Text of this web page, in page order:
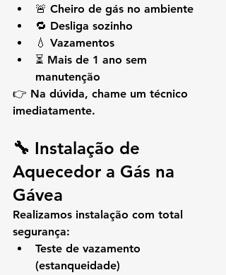
🚨 Cheiro de gás no ambiente
🔁 Desliga sozinho
💧 Vazamentos
⏳ Mais de 1 ano sem
manutenção
👉 Na dúvida, chame um técnico
imediatamente.
🔧 Instalação de
Aquecedor a Gás na
Gávea
Realizamos instalação com total
segurança:
Teste de vazamento
(estanqueidade)